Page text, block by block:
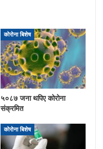
कोरोना बिशेष
५०८७ जना थपिए कोरोना
संक्रमित
कोरोना बिशेष